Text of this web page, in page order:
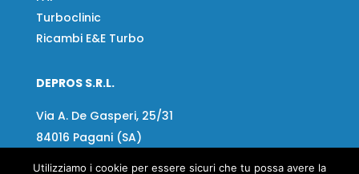
Turboclinic
Ricambi E&E Turbo
DEPROS S.R.L.
Via A. De Gasperi, 25/31
84016 Pagani (SA)
Tel:+39 081 918020
Utilizziamo i cookie per essere sicuri che tu possa avere la